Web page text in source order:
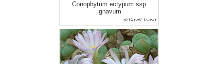
Conophytum ectypum ssp
ignavum
di David Traish